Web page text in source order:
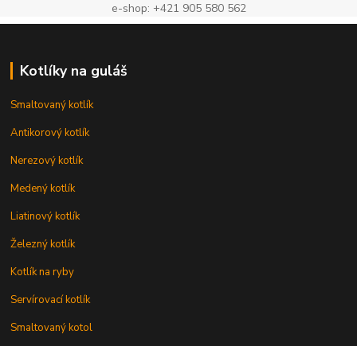
e-shop: +421 905 580 562
Kotlíky na guláš
Smaltovaný kotlík
Antikorový kotlík
Nerezový kotlík
Medený kotlík
Liatinový kotlík
Železný kotlík
Kotlík na ryby
Servírovací kotlík
Smaltovaný kotol